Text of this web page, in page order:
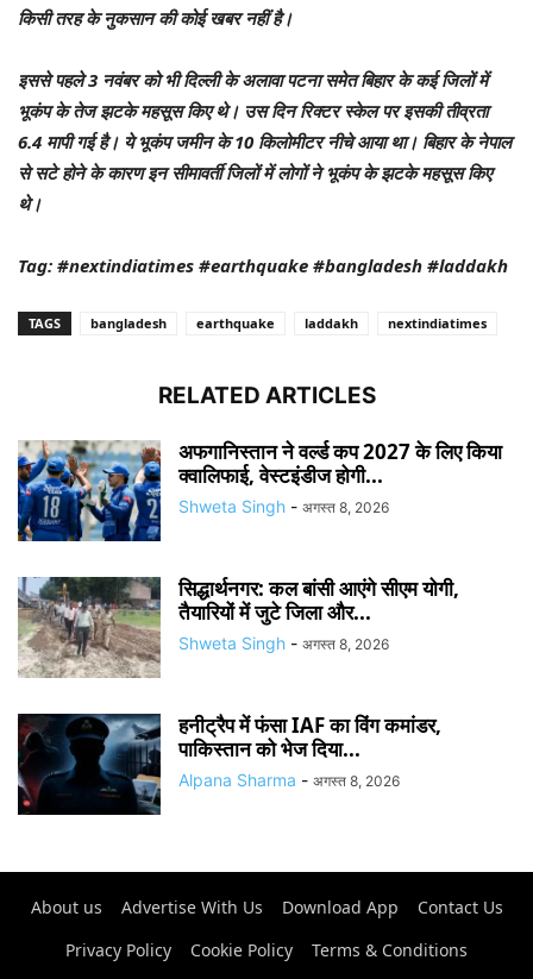
किसी तरह के नुकसान की कोई खबर नहीं है।
इससे पहले 3 नवंबर को भी दिल्ली के अलावा पटना समेत बिहार के कई जिलों में
भूकंप के तेज झटके महसूस किए थे। उस दिन रिक्टर स्केल पर इसकी तीव्रता
6.4 मापी गई है। ये भूकंप जमीन के 10 किलोमीटर नीचे आया था। बिहार के नेपाल
से सटे होने के कारण इन सीमावर्ती जिलों में लोगों ने भूकंप के झटके महसूस किए
थे।
Tag: #nextindiatimes #earthquake #bangladesh #laddakh
TAGS bangladesh earthquake laddakh nextindiatimes
RELATED ARTICLES
अफगानिस्तान ने वर्ल्ड कप 2027 के लिए किया
क्वालिफाई, वेस्टइंडीज होगी...
Shweta Singh - अगस्त 8, 2026
सिद्धार्थनगर: कल बांसी आएंगे सीएम योगी,
तैयारियों में जुटे जिला और...
Shweta Singh - अगस्त 8, 2026
हनीट्रैप में फंसा IAF का विंग कमांडर,
पाकिस्तान को भेज दिया...
Alpana Sharma - अगस्त 8, 2026
About us Advertise With Us Download App
Contact Us
Privacy Policy
Cookie Policy Terms & Conditions